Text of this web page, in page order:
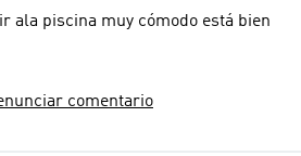
bañador perfecto para ir ala piscina muy cómodo está bien
comentario